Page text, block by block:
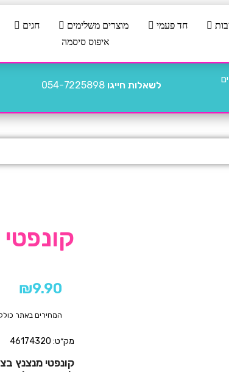
חד פעמי מוצרים משלימים חגים
איפוס סיסמה
לשאלות חייגו 054-7225898
קונפטי
₪9.90
המחירים באתר
מק״ט: 46174320
קונפטי מנצנץ